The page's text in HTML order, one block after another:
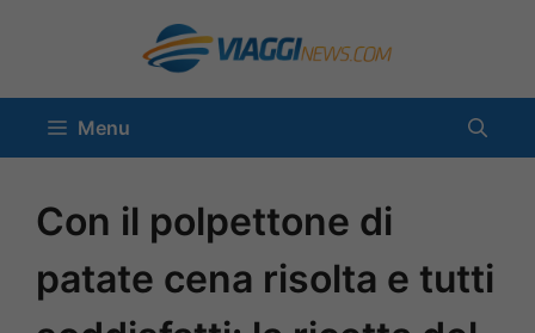
contenuto
Menu
Con il polpettone di
patate cena risolta e tutti